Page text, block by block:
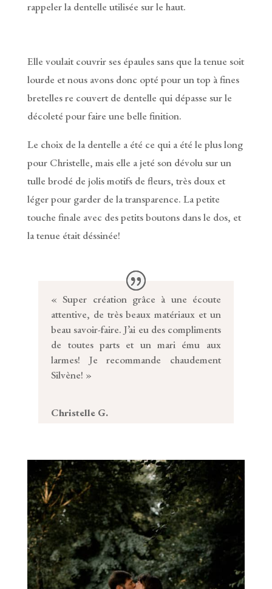
rappeler la dentelle utilisée sur le haut.
Elle voulait couvrir ses épaules sans que la tenue soit
lourde et nous avons donc opté pour un top à fines
bretelles re couvert de dentelle qui dépasse sur le
décoleté pour faire une belle finition.
Le choix de la dentelle a été ce qui a été le plus long
pour Christelle, mais elle a jeté son dévolu sur un
tulle brodé de jolis motifs de fleurs, très doux et
léger pour garder de la transparence. La petite
touche finale avec des petits boutons dans le dos, et
la tenue était déssinée!
« Super création grâce à une écoute
attentive, de très beaux matériaux et un
beau savoir-faire. J’ai eu des compliments
de toutes parts et un mari ému aux
larmes! Je recommande chaudement
Silvène! »
Christelle G.